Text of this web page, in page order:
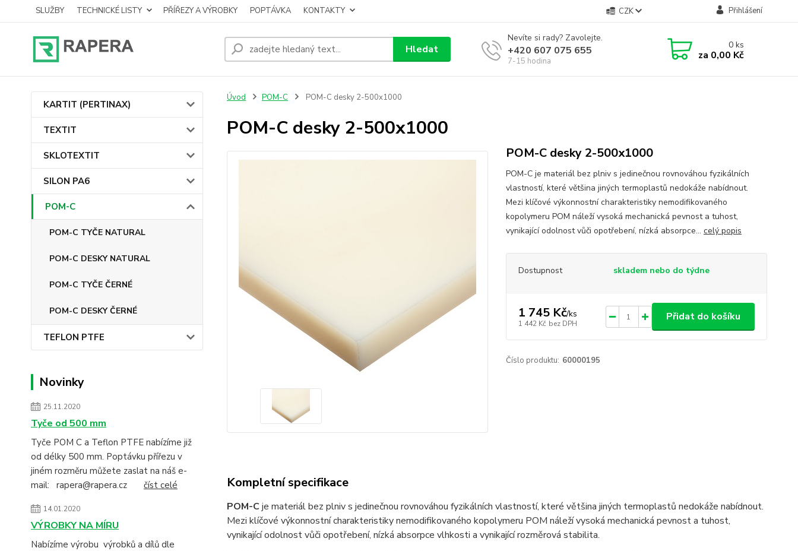
SLUŽBY TECHNICKÉ LISTY PŘÍŘEZY A VÝROBKY POPTÁVKA KONTAKTY CZK Přihlášení
Hledat
Nevíte si rady? Zavolejte.
+420 607 075 655
7-15 hodina
0ks
za 0,00 Kč
KARTIT (PERTINAX)
TEXTIT
SKLOTEXTIT
SILON PA6
POM-C
POM-C TYČE NATURAL
POM-C DESKY NATURAL
POM-C TYČE ČERNÉ
POM-C DESKY ČERNÉ
TEFLON PTFE
Novinky
25.11.2020
Tyče od 500 mm
Tyče POM C a Teflon PTFE nabízíme již
od délky 500 mm. Poptávku přířezu v
jiném rozměru můžete zaslat na náš e-
mail: rapera@rapera.cz číst celé
14.01.2020
VÝROBKY NA MÍRU
Nabízíme výrobu výrobků a dílů dle
Úvod POM-C POM-C desky 2-500x1000
POM-C desky 2-500x1000
POM-C desky 2-500x1000
POM-C je materiál bez plniv s jedinečnou rovnováhou fyzikálních
vlastností, které většina jiných termoplastů nedokáže nabídnout.
Mezi klíčové výkonnostní charakteristiky nemodifikovaného
kopolymeru POM náleží vysoká mechanická pevnost a tuhost,
vynikající odolnost vůči opotřebení, nízká absorpce... celý popis
Dostupnost skladem nebo do týdne
1 745 Kč/ks
1 442 Kč bez DPH
Přidat do košíku
Číslo produktu: 60000195
Kompletní specifikace
POM-C je materiál bez plniv s jedinečnou rovnováhou fyzikálních vlastností, které většina jiných termoplastů nedokáže nabídnout.
Mezi klíčové výkonnostní charakteristiky nemodifikovaného kopolymeru POM náleží vysoká mechanická pevnost a tuhost,
vynikající odolnost vůči opotřebení, nízká absorpce vlhkosti a vynikající rozměrová stabilita.